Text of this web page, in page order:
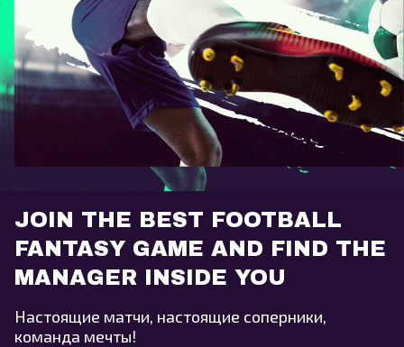
JOIN THE BEST FOOTBALL
FANTASY GAME AND FIND THE
MANAGER INSIDE YOU
Настоящие матчи, настоящие соперники,
команда мечты!